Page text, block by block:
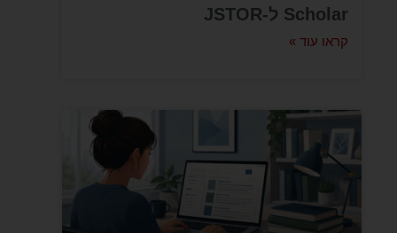
Scholar ל-JSTOR
קראו עוד »